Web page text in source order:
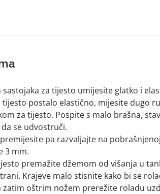
sastojaka za tijesto umijesite glatko i
tijesto postalo elastično, mijesite dugo
za tijesto. Pospite s malo brašna,
se udvostruči.
pa razvaljajte na
3 mm.
premažite džemom od višanja u
Krajeve malo stisnite kako bi se
zatim oštrim nožem prerežite roladu